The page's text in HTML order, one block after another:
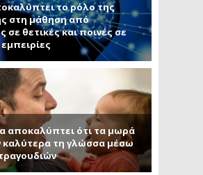
το ρόλο της
στη μάθηση από
σε θετικές και ποινές σε
αποκαλύπτει ότι τα μωρά
καλύτερα τη γλώσσα μέσω